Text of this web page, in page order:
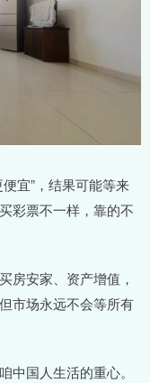
宜”，结果可能等来
彩票不一样，靠的不
房安家、资产增值，
市场永远不会等所有
中国人生活的重心。